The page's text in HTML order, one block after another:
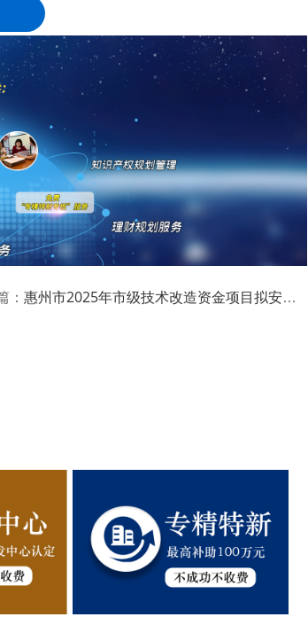
提供 高新技术企业认定
计中心认定、省市重点实验室认定、新型研发机
冠军、专利软著申请、 研发费用 加计扣除 、两化
利奖、科学技术奖、 科技成果评价 、
科技成果转
讯！
： 惠州市2025年市级技术改造资金项目拟安排计划的公示